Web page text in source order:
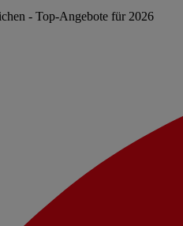
- Top-Angebote für 2026